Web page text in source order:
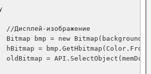
//Дисплей-изображение
Bitmap bmp = new
hBitmap =
oldBitmap = API.SelectObject(memDc,